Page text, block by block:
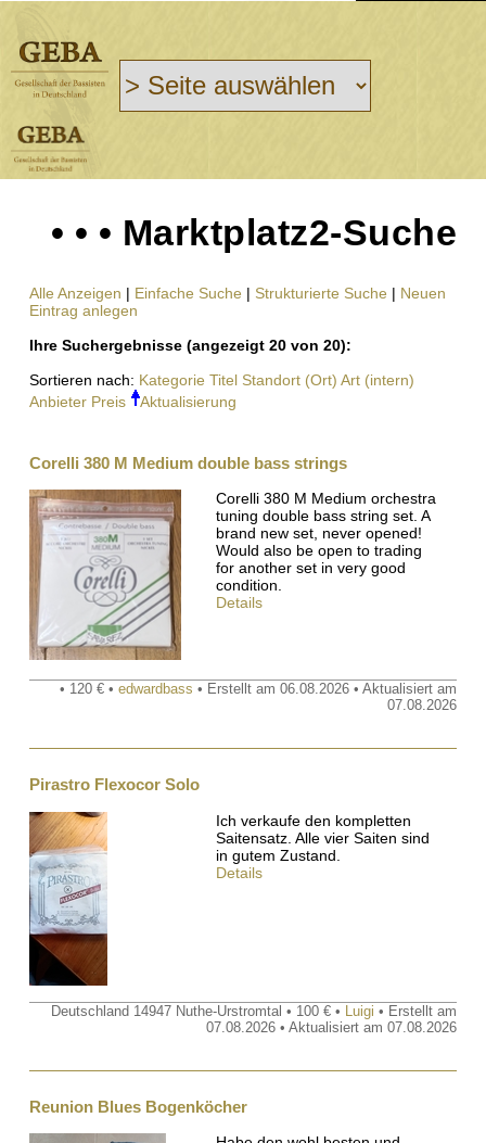
• • • Marktplatz2-Suche
Alle Anzeigen | Einfache Suche | Strukturierte Suche | Neuen
Eintrag anlegen
Ihre Suchergebnisse (angezeigt 20 von 20):
Sortieren nach: Kategorie Titel Standort (Ort) Art (intern)
Anbieter Preis Aktualisierung
Corelli 380 M Medium double bass strings
Corelli 380 M Medium orchestra
tuning double bass string set. A
brand new set, never opened!
Would also be open to trading
for another set in very good
condition.
Details
• 120 € • edwardbass • Erstellt am 06.08.2026 • Aktualisiert am
07.08.2026
Pirastro Flexocor Solo
Ich verkaufe den kompletten
Saitensatz. Alle vier Saiten sind
in gutem Zustand.
Details
Deutschland 14947 Nuthe-Urstromtal • 100 € • Luigi • Erstellt am
07.08.2026 • Aktualisiert am 07.08.2026
Reunion Blues Bogenköcher